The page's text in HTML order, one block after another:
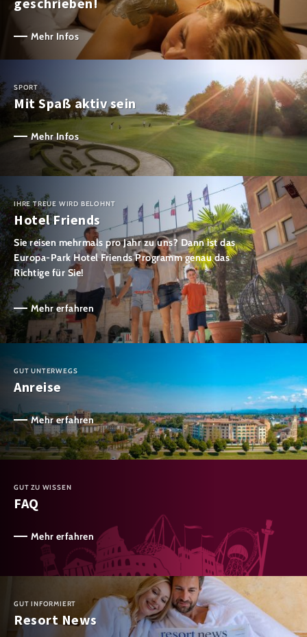
Mehr Infos
SPORT
Mit Spaß aktiv sein
Mehr Infos
IHRE TREUE WIRD BELOHNT
Hotel Friends
Sie reisen mehrmals pro Jahr zu uns? Dann ist das
Europa-Park Hotel Friends Programm genau das
Richtige für Sie!
Mehr erfahren
GUT UNTERWEGS
Anreise
Mehr erfahren
GUT ZU WISSEN
FAQ
Mehr erfahren
GUT INFORMIERT
Resort News